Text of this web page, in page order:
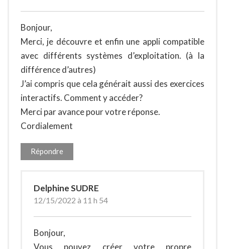
Bonjour,
Merci, je découvre et enfin une appli compatible
avec différents systèmes d’exploitation. (à la
différence d’autres)
J’ai compris que cela générait aussi des exercices
interactifs. Comment y accéder?
Merci par avance pour votre réponse.
Cordialement
Répondre
Delphine SUDRE
12/15/2022 à 11 h 54
Bonjour,
Vous pouvez créer votre propre